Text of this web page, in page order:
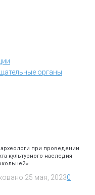
органы
при проведении
культурного наследия
25 мая, 20230